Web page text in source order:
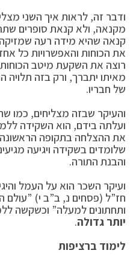
ודבר זה, לראות איך השני
מקנאה, ולא קנאת סופרים
קנאה שהיא מידה רעה
את הכוחות והאפשרויות כל
רוצה את השקעת מיטב
מאיתו יתברך, ורק בזה תלויה
של חבריו.
והעיקר שבזה מצליחים, כמו
ועלתה בידם, הוא השקידה
את ההצלחה בתקופה
שלומדים בשקידה ויגיעה
והבנת התורה.
ועיקר השכר הוא על העמל
חז”ל (פסחים נ, ב”ב י) ”עולם
ותחתונים למעלה” וכשקשה
יותר גדולה.
לימוד ברציפות